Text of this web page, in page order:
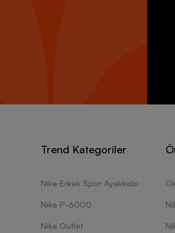
Trend Kategoriler
Nike Erkek Spor Ayakkabı
Nike P-6000
Nike Outlet